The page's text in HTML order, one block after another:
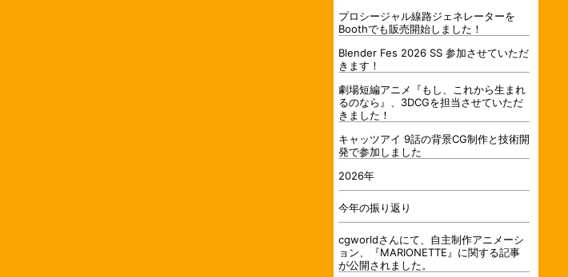
プロシージャル線路ジェネレーターを
Boothでも販売開始しました！
Blender Fes 2026 SS 参加させていただ
きます！
劇場短編アニメ『もし、これから生まれ
るのなら』、3DCGを担当させていただ
きました！
キャッツアイ 9話の背景CG制作と技術開
発で参加しました
2026年
今年の振り返り
cgworldさんにて、自主制作アニメーシ
ョン、『MARIONETTE』に関する記事
が公開されました。